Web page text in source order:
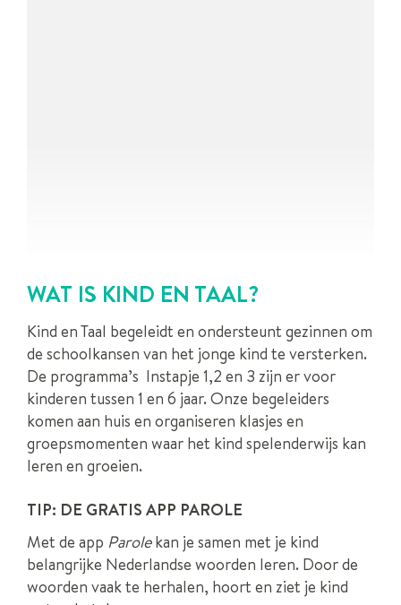
WAT IS KIND EN TAAL?
Kind en Taal begeleidt en ondersteunt gezinnen om
de schoolkansen van het jonge kind te versterken.
De programma’s Instapje 1,2 en 3 zijn er voor
kinderen tussen 1 en 6 jaar. Onze begeleiders
komen aan huis en organiseren klasjes en
groepsmomenten waar het kind spelenderwijs kan
leren en groeien.
TIP: DE GRATIS APP PAROLE
Met de app Parolekan je samen met je kind
belangrijke Nederlandse woorden leren. Door de
woorden vaak te herhalen, hoort en ziet je kind